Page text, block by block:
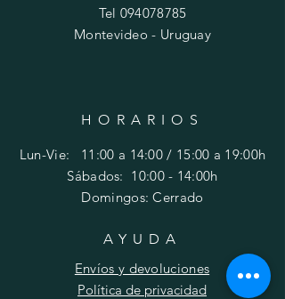
Tel 094078785
Montevideo - Uruguay
HORARIOS
Lun-Vie: 11:00 a 14:00 / 15:00 a 19:00h
​​Sábados: 10:00 - 14:00h
Domingos: Cerrado
AYUDA
Envíos y devoluciones
Política de privacidad